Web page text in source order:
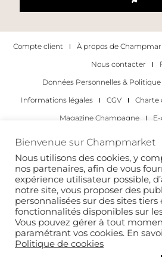
Compte client À propos de
Nous contacter
Données Personnelles &
Informations légales
CGV Charte
Magazine Champagne
Les occasions pour déguster du
Pour les
Copyright 2022 © tous droits
Bienvenue sur Champmarket
Nous utilisons des cookies, y
nos partenaires, afin de vous
expérience utilisateur possible,
notre site, vous proposer des
personnalisées sur des sites
fonctionnalités disponibles sur
Vous pouvez gérer à tout
paramétrant vos cookies. En
Politique de cookies